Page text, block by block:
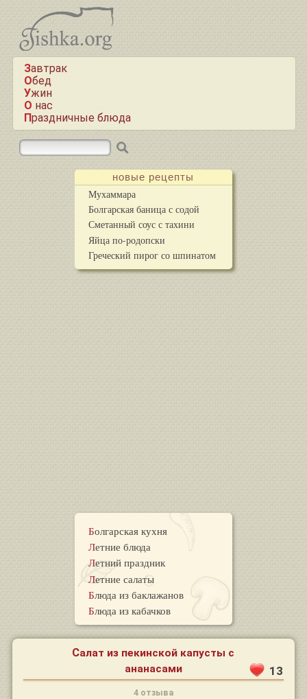
Завтрак
Обед
Ужин
О нас
Праздничные блюда
новые рецепты
Мухаммара
Болгарская баница с содой
Сметанный соус с тахини
Яйца по-родопски
Греческий пирог со шпинатом
Болгарская кухня
Летние блюда
Летний праздник
Летние салаты
Блюда из баклажанов
Блюда из кабачков
Салат из пекинской капусты с
ананасами 13
4 отзыва